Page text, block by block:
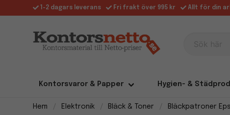
1-2 dagars leverans Fri frakt över 995 kr Allt för din
Kontorsvaror & Papper Hygien- &
Hem Elektronik Bläck & Toner Bläckpatroner